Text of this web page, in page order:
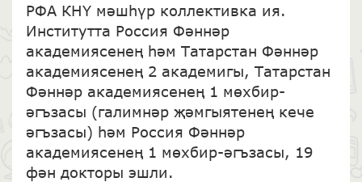
РФА КНҮ мәшһүр коллективка ия.
Институтта Россия Фәннәр
академиясенең һәм Татарстан Фәннәр
академиясенең 2 академигы, Татарстан
Фәннәр академиясенең 1 мөхбир-
әгъзасы (галимнәр җәмгыятенең кече
әгъзасы) һәм Россия Фәннәр
академиясенең 1 мөхбир-әгъзасы, 19
фән докторы эшли.